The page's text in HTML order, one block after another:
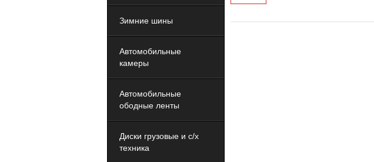
Зимние шины
Автомобильные
камеры
Автомобильные
ободные ленты
Диски грузовые и с/х
техника